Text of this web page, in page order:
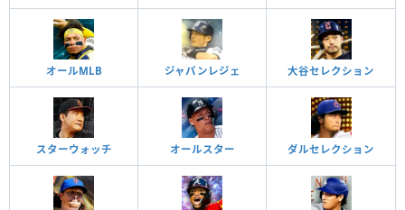
オールMLB ジャパンレジェ 大谷セレクション
スターウォッチ オールスター ダルセレクション